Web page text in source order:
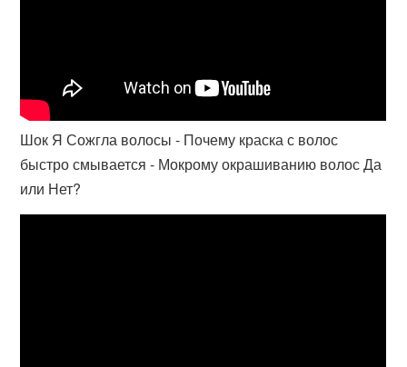
Шок Я Сожгла волосы - Почему краска с волос
быстро смывается - Мокрому окрашиванию волос Да
или Нет?